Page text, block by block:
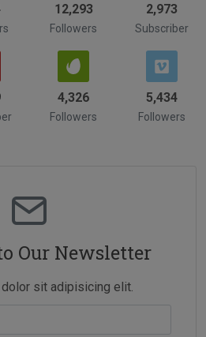
14,839
Followers
3,244
Subscriber
5,534
Followers
6,983
Followers
Our Newsletter
sit adipisicing elit.